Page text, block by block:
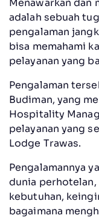
Menawarkan dan
adalah sebuah
pengalaman
bisa memahami
pelayanan yang
Pengalaman
Budiman, yang
Hospitality
pelayanan yang
Lodge Trawas.
Pengalamannya
dunia
kebutuhan,
bagaimana